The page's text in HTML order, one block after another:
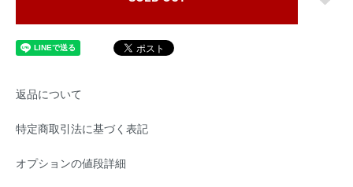
返品について
特定商取引法に基づく表記
オプションの値段詳細